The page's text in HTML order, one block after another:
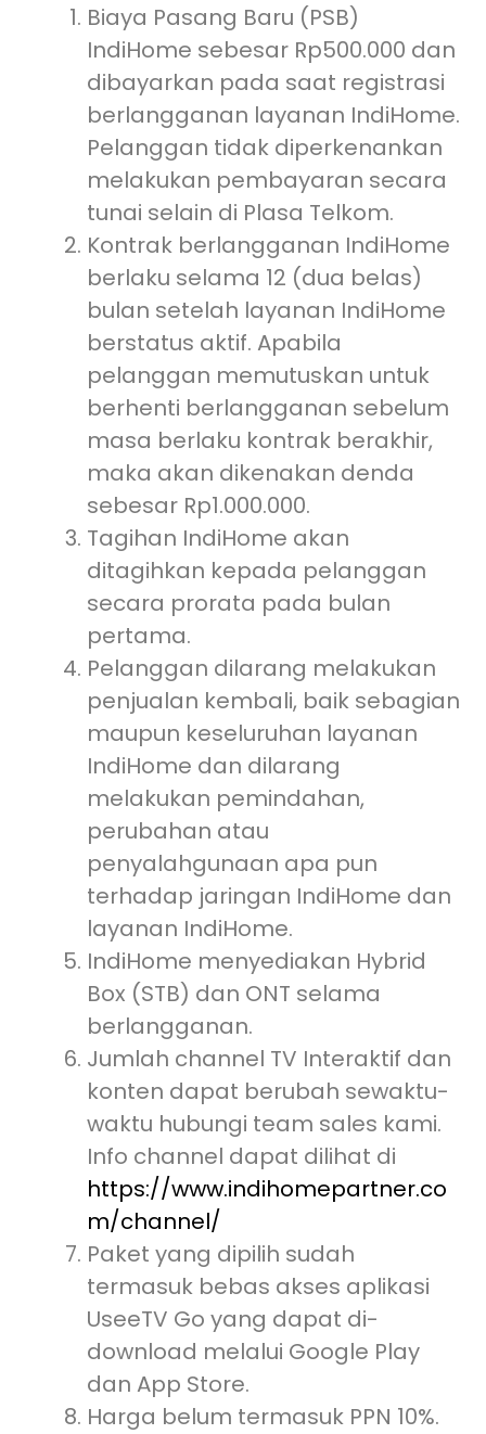
Biaya Pasang Baru (PSB)
IndiHome sebesar Rp500.000 dan
dibayarkan pada saat registrasi
berlangganan layanan IndiHome.
Pelanggan tidak diperkenankan
melakukan pembayaran secara
tunai selain di Plasa Telkom.
Kontrak berlangganan IndiHome
berlaku selama 12 (dua belas)
bulan setelah layanan IndiHome
berstatus aktif. Apabila
pelanggan memutuskan untuk
berhenti berlangganan sebelum
masa berlaku kontrak berakhir,
maka akan dikenakan denda
sebesar Rp1.000.000.
Tagihan IndiHome akan
ditagihkan kepada pelanggan
secara prorata pada bulan
pertama.
Pelanggan dilarang melakukan
penjualan kembali, baik sebagian
maupun keseluruhan layanan
IndiHome dan dilarang
melakukan pemindahan,
perubahan atau
penyalahgunaan apa pun
terhadap jaringan IndiHome dan
layanan IndiHome.
IndiHome menyediakan Hybrid
Box (STB) dan ONT selama
berlangganan.
Jumlah channel TV Interaktif dan
konten dapat berubah sewaktu-
waktu hubungi team sales kami.
Info channel dapat dilihat di
https://www.indihomepartner.co
m/channel/
Paket yang dipilih sudah
termasuk bebas akses aplikasi
UseeTV Go yang dapat di-
download melalui Google Play
dan App Store.
Harga belum termasuk PPN 10%.